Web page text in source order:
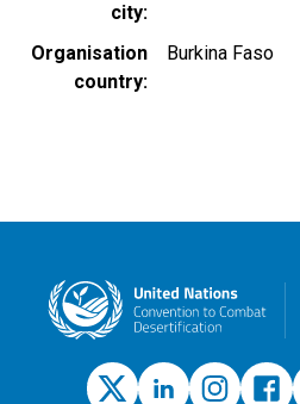
city
Organisation
country
Burkina Faso